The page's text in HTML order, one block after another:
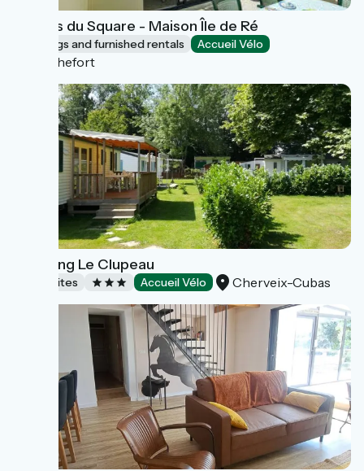
Le Clos du Square - Maison Île de Ré
Lodgings and furnished rentals Accueil Vélo
Rochefort
Camping Le Clupeau
Campsites Accueil Vélo Cherveix-Cubas